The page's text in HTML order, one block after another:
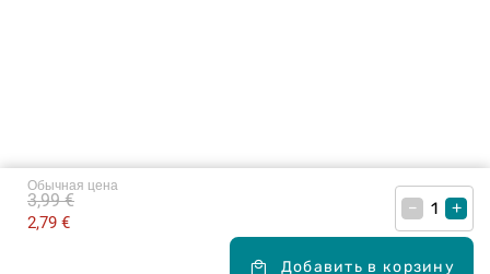
Обычная цена
2,79 €
3,99 € – +
Добавить в корзину